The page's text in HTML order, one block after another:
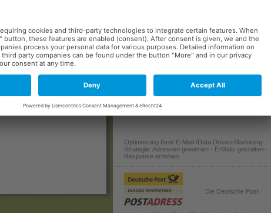
verknüpft.
die Kundenkarte
sondern auch die
und hochpersonalisiert
dazu noch weitere
Beispiel zum
stattfinden und dann in der
für den User.
Die Adobe Marketing
Cloud bietet eine umfassende Suite an Lösungen für
digitales Marketing, um all Ihren Marketing-
Optimierung Ihrer E-Mail-/Data Driven-Marketing
Strategie: Adressen gewinnen - E-Mails gestalten -
Response erhöhen
Die Deutsche Post